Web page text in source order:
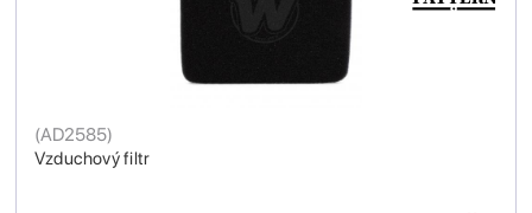
Vzduchový filtr
(AD2585)